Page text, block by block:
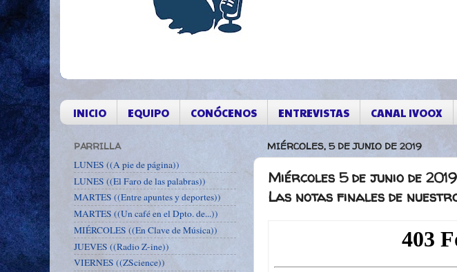
INICIO EQUIPO CONÓCENOS ENTREVISTAS CANAL IVOOX
MIÉRCOLES, 5 DE JUNIO DE 2019
Miércoles 5 de junio de
Las notas finales de
PARRILLA
LUNES ((A pie de página))
LUNES ((El Faro de las palabras))
MARTES ((Entre apuntes y deportes))
MARTES ((Un café en el Dpto. de...))
MIÉRCOLES ((En Clave de Música))
JUEVES ((Radio Z-ine))
VIERNES ((ZScience))